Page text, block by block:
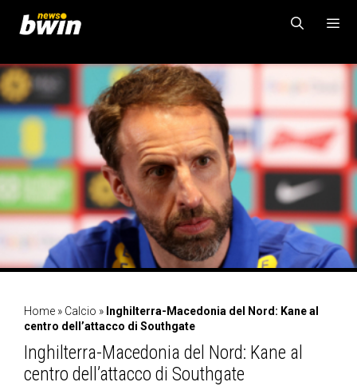
contenuto
MENU
Home » Calcio » Inghilterra-Macedonia del Nord: Kane al
centro dell’attacco di Southgate
Inghilterra-Macedonia del Nord: Kane al
centro dell’attacco di Southgate